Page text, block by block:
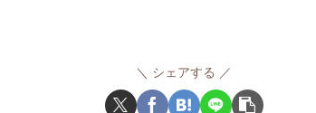
シェアする